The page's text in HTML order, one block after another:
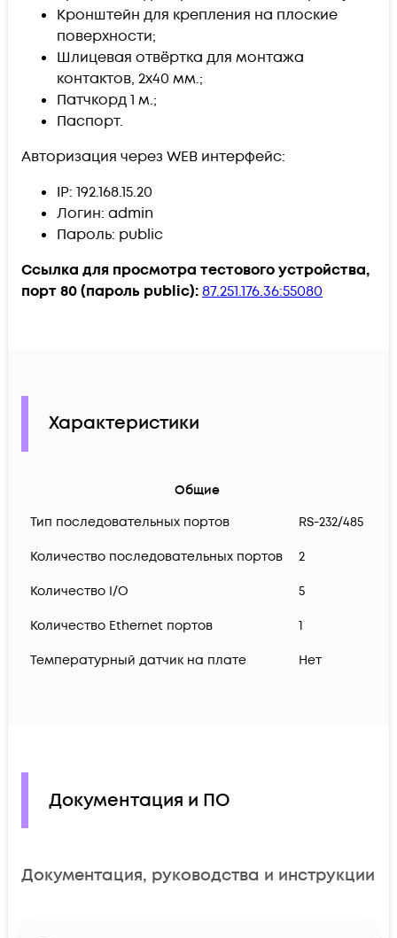
Кронштейн для крепления на плоские
поверхности;
Шлицевая отвёртка для монтажа
контактов, 2х40 мм.;
Патчкорд 1 м.;
Паспорт.
Авторизация через WEB интерфейс:
IP: 192.168.15.20
Логин: admin
Пароль: public
Ссылка для просмотра тестового устройства,
порт 80 (пароль public):87.251.176.36:55080
Характеристики
Общие
Тип последовательных портов
RS-232/485
Количество последовательных портов 2
Количество I/O 5
Количество Ethernet портов 1
Температурный датчик на плате Нет
Документация и ПО
Документация, руководства и инструкции